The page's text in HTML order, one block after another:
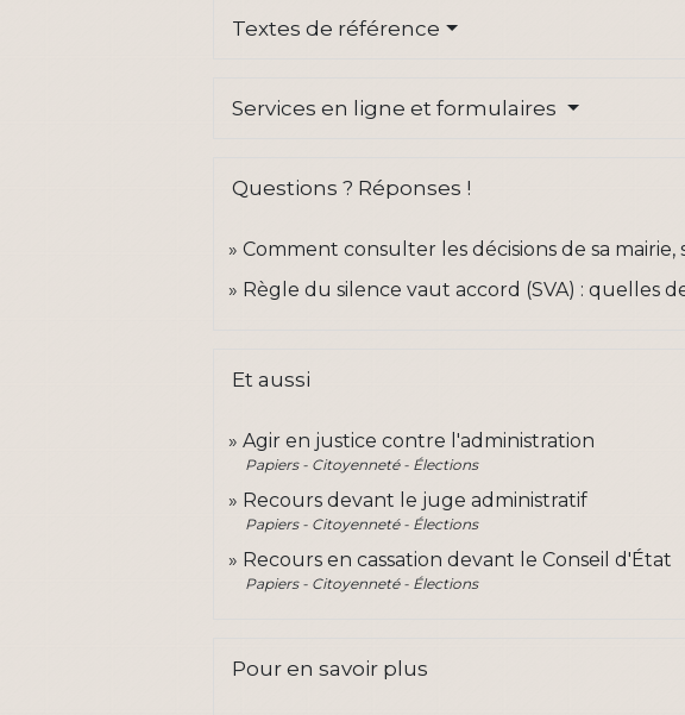
Textes de référence
Services en ligne et formulaires
Questions ? Réponses !
Comment consulter les décisions de sa
Règle du silence vaut accord (SVA) : quelles
Et aussi
Agir en justice contre l'administration
Papiers - Citoyenneté - Élections
Recours devant le juge administratif
Papiers - Citoyenneté - Élections
Recours en cassation devant le Conseil d'État
Papiers - Citoyenneté - Élections
Pour en savoir plus